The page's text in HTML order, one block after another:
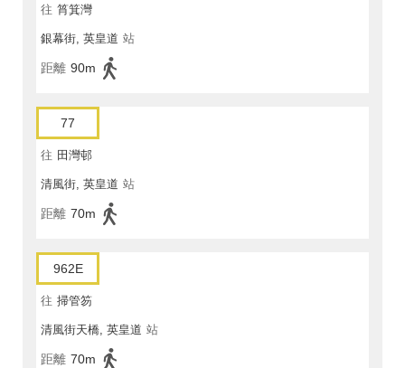
往 筲箕灣
銀幕街, 英皇道 站
距離 90m
77
往 田灣邨
清風街, 英皇道 站
距離 70m
962E
往 掃管笏
清風街天橋, 英皇道 站
距離 70m